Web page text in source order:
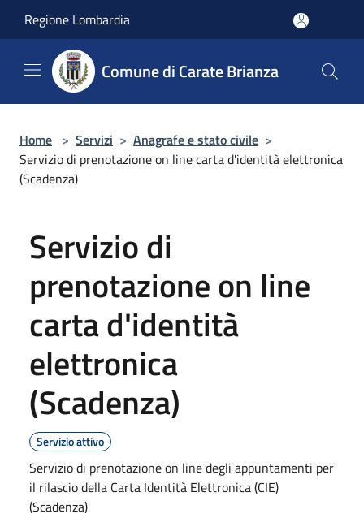
Regione Lombardia
Comune di Carate Brianza
Home > Servizi > Anagrafe e stato civile >
Servizio di prenotazione on line carta d'identità elettronica
(Scadenza)
Servizio di
prenotazione on line
carta d'identità
elettronica
(Scadenza)
Servizio attivo
Servizio di prenotazione on line degli appuntamenti per
il rilascio della Carta Identità Elettronica (CIE)
(Scadenza)